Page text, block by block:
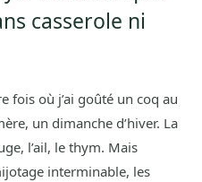
casserole ni
fois où j’ai goûté un coq au
un dimanche d’hiver. La
l’ail, le thym. Mais
interminable, les